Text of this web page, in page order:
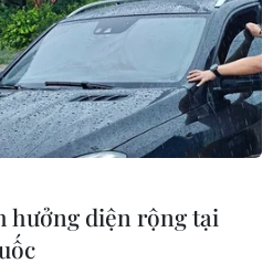
hưởng diện rộng tại